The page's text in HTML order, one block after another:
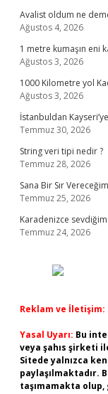
Avalist oldum ne
Ağustos 4, 2026
1 metre kumaşın eni
Ağustos 3, 2026
1000 Kilometre yol
Ağustos 3, 2026
İstanbuldan
Temmuz 30, 2026
String veri tipi nedir ?
Temmuz 28, 2026
Sana Bir Sır
Temmuz 25, 2026
Karadenizce
Temmuz 24, 2026
Reklam ve İletişim:
Yasal Uyarı: Bu
veya şahıs şirketi
Sitede yalnızca
paylaşılmaktadır.
taşımamakta